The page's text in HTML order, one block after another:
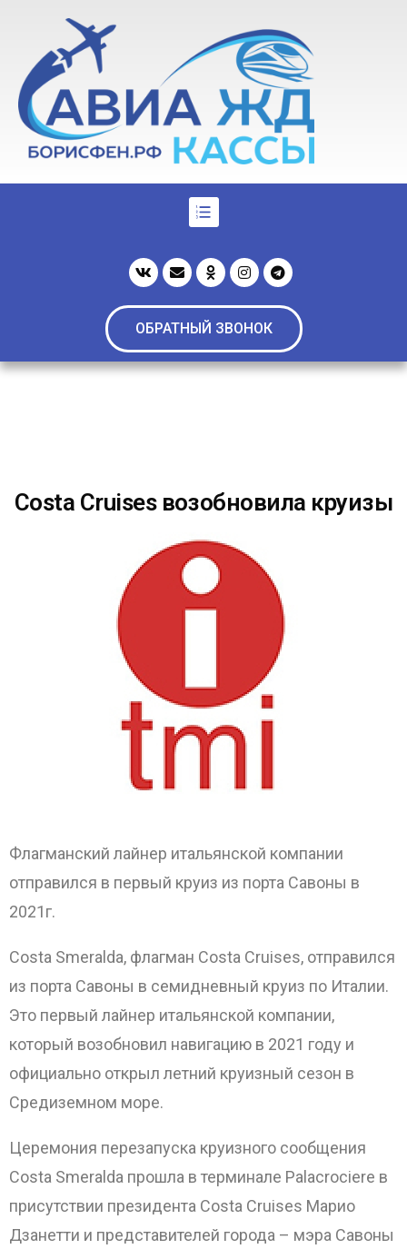
ОБРАТНЫЙ ЗВОНОК
Costa Cruises возобновила круизы
Флагманский лайнер итальянской компании
отправился в первый круиз из порта Савоны в
2021г.
Costa Smeralda, флагман Costa Cruises, отправился
из порта Савоны в семидневный круиз по Италии.
Это первый лайнер итальянской компании,
который возобновил навигацию в 2021 году и
официально открыл летний круизный сезон в
Средиземном море.
Церемония перезапуска круизного сообщения
Costa Smeralda прошла в терминале Palacrociere в
присутствии президента Costa Cruises Марио
Дзанетти и представителей города – мэра Савоны